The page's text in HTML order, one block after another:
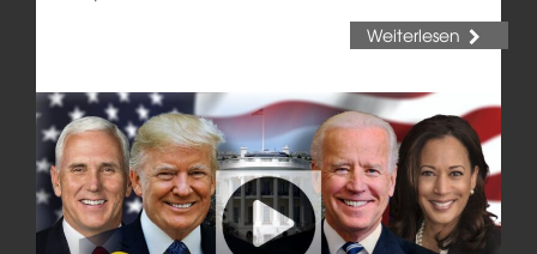
Weiterlesen